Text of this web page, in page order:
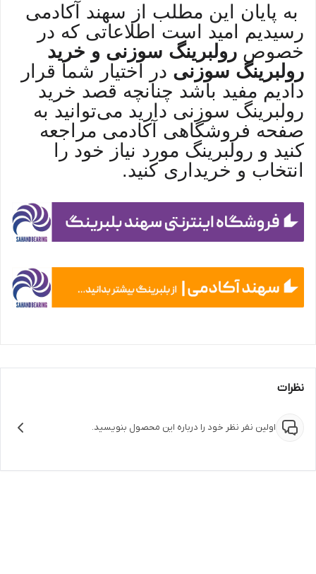
به پایان این مطلب از سهند آکادمی
رسیدیم امید است اطلاعاتی که در
خصوص رولبرینگ سوزنی و خرید
رولبرینگ سوزنی در اختیار شما قرار
دادیم مفید باشد چنانچه قصد خرید
رولبرینگ سوزنی دارید می‌توانید به
صفحه فروشگاهی آکادمی مراجعه
کنید و رولبرینگ مورد نیاز خود را
انتخاب و خریداری کنید.
نظرات
اولین نفر نظر خود را درباره این محصول بنویسید.